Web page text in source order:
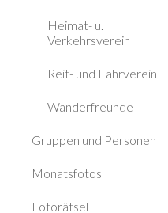
Heimat- u.
Verkehrsverein
Reit- und Fahrverein
Wanderfreunde
Gruppen und Personen
Monatsfotos
Fotorätsel